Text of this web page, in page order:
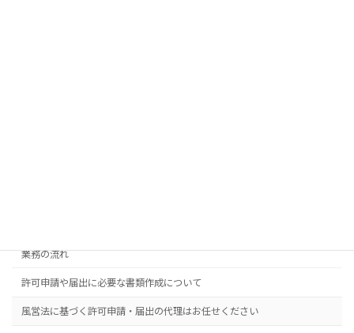
業務の流れ
許可申請や届出に必要な書類作成について
風営法に基づく許可申請・届出の代理はお任せください